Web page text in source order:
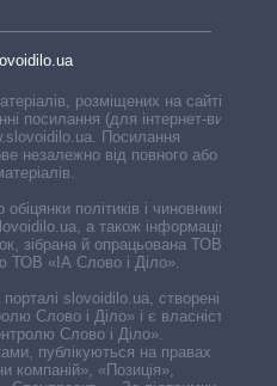
розміщених на сайті,
посилання (для інтернет-видань
Посилання
незалежно від повного або
політиків і чиновників,
а також інформація про
зібрана й опрацьована ТОВ «ІА
ТОВ «ІА Слово і Діло».
slovoidilo.ua, створені ГО
Слово і Діло» і є власністю
Слово і Діло».
публікуються на правах
«Позиція»,